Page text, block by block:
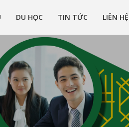
vực du học ở nhiều quốc gia trên thế giới
DU HỌC TIN TỨC LIÊN HỆ